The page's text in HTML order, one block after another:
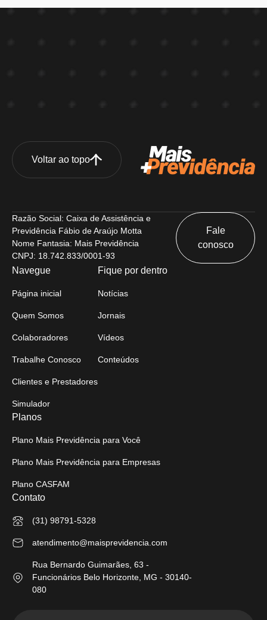
Voltar ao topo
Razão Social: Caixa de Assistência e
Previdência Fábio de Araújo Motta
Nome Fantasia: Mais Previdência
CNPJ: 18.742.833/0001-93
Fale
conosco
Navegue
Página inicial
Quem Somos
Colaboradores
Trabalhe Conosco
Clientes e Prestadores
Simulador
Fique por dentro
Notícias
Jornais
Vídeos
Conteúdos
Planos
Plano Mais Previdência para Você
Plano Mais Previdência para Empresas
Plano CASFAM
Contato
(31) 98791-5328
atendimento@maisprevidencia.com
Rua Bernardo Guimarães, 63 -
Funcionários Belo Horizonte, MG - 30140-
080